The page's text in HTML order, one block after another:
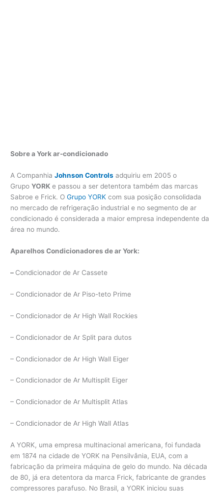
Sobre a York ar-condicionado
A CompanhiaJohnson Controls adquiriu em 2005 o
GrupoYORK e passou a ser detentora também das marcas
Sabroe e Frick. OGrupo YORK com sua posição consolidada
no mercado de refrigeração industrial e no segmento de ar
condicionado é considerada a maior empresa independente da
área no mundo.
Aparelhos Condicionadores de ar York:
– Condicionador de Ar Cassete
– Condicionador de Ar Piso-teto Prime
– Condicionador de Ar High Wall Rockies
– Condicionador de Ar Split para dutos
– Condicionador de Ar High Wall Eiger
– Condicionador de Ar Multisplit Eiger
– Condicionador de Ar Multisplit Atlas
– Condicionador de Ar High Wall Atlas
A YORK, uma empresa multinacional americana, foi fundada
em 1874 na cidade de YORK na Pensilvânia, EUA, com a
fabricação da primeira máquina de gelo do mundo. Na década
de 80, já era detentora da marca Frick, fabricante de grandes
compressores parafuso. No Brasil, a YORK iniciou suas